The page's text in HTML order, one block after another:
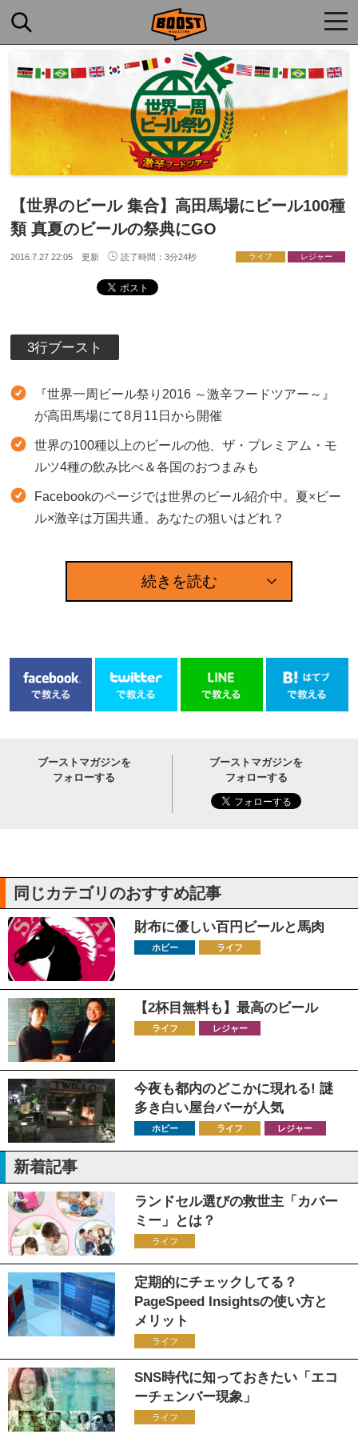
【世界のビール 集合】高田馬場にビール100種
類 真夏のビールの祭典にGO
2016.7.27 22:05 更新 読了時間：3分24秒 ライフ レジャー
3行ブースト
『世界一周ビール祭り2016 ～激辛フードツアー～』
が高田馬場にて8月11日から開催
世界の100種以上のビールの他、ザ・プレミアム・モ
ルツ4種の飲み比べ＆各国のおつまみも
Facebookのページでは世界のビール紹介中。夏×ビー
ル×激辛は万国共通。あなたの狙いはどれ？
続きを読む
ブーストマガジンを
フォローする
ブーストマガジンを
フォローする
同じカテゴリのおすすめ記事
財布に優しい百円ビールと馬肉
ホビー ライフ
【2杯目無料も】最高のビール
ライフ レジャー
今夜も都内のどこかに現れる! 謎
多き白い屋台バーが人気
ホビー ライフ レジャー
新着記事
ランドセル選びの救世主「カバー
ミー」とは？
ライフ
定期的にチェックしてる？
PageSpeed Insightsの使い方と
メリット
ライフ
SNS時代に知っておきたい「エコ
ーチェンバー現象」
ライフ